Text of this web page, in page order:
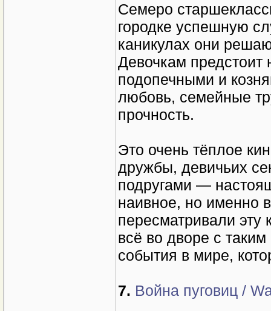
Семеро
городке успешную
каникулах они
Девочкам предстоит
подопечными и
любовь, семейные
прочность.
Это очень тёплое
дружбы, девичьих
подругами —
наивное, но именно
пересматривали эту
всё во дворе с
события в мире,
7. Война пуговиц /